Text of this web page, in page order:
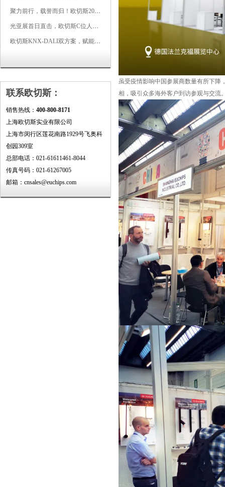
聚力前行，载誉而归！欧切斯2026光亚展完美收官
光亚展首日直击，欧切斯C位人气爆棚-双奖加冕，实力再出圈
欧切斯KNX-DALI双方案，赋能广州有马空间日式轻奢静谧之光
联系欧切斯：
销售热线： 400-800-8171
上海欧切斯实业有限公司
上海市闵行区莲花南路1929号飞奥科
创园309室
总部电话：021-61611461-8044
传真号码：021-61267005
邮箱：cnsales@euchips.com
虽受疫情影响中国参展商数量有所下降
相，吸引众多海外客户到访参观与交流